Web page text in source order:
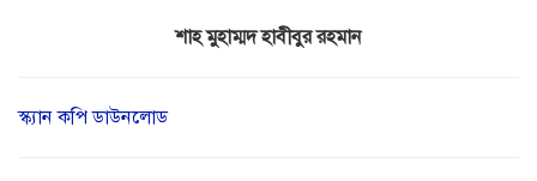
শাহ মুহাম্মদ হাবীবুর রহমান
স্ক্যান কপি ডাউনলোড